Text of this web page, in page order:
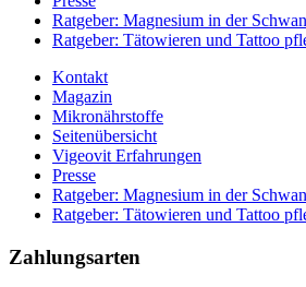
Ratgeber: Magnesium in der
Ratgeber: Tätowieren und Tattoo
Kontakt
Magazin
Mikronährstoffe
Seitenübersicht
Vigeovit Erfahrungen
Presse
Ratgeber: Magnesium in der
Ratgeber: Tätowieren und Tattoo
Zahlungsarten